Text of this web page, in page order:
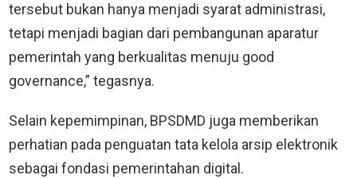
tersebut bukan hanya menjadi syarat administrasi,
tetapi menjadi bagian dari pembangunan aparatur
pemerintah yang berkualitas menuju good
governance,” tegasnya.
Selain kepemimpinan, BPSDMD juga memberikan
perhatian pada penguatan tata kelola arsip elektronik
sebagai fondasi pemerintahan digital.